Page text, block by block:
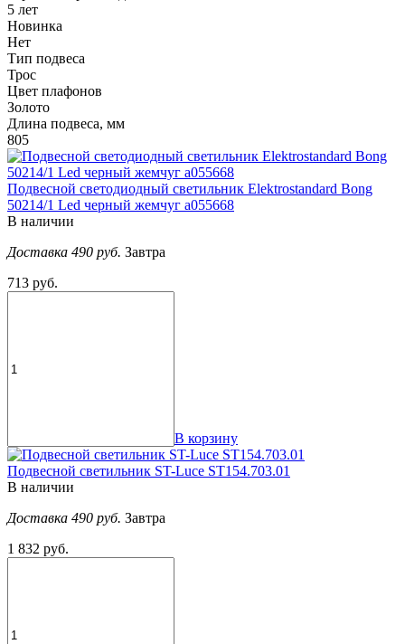
5 лет
Новинка
Нет
Тип подвеса
Трос
Цвет плафонов
Золото
Длина подвеса, мм
805
Подвесной светодиодный светильник Elektrostandard Bong
50214/1 Led черный жемчуг a055668
В наличии
Доставка 490 руб. Завтра
713 руб.
В корзину
Подвесной светильник ST-Luce ST154.703.01
В наличии
Доставка 490 руб. Завтра
1 832 руб.